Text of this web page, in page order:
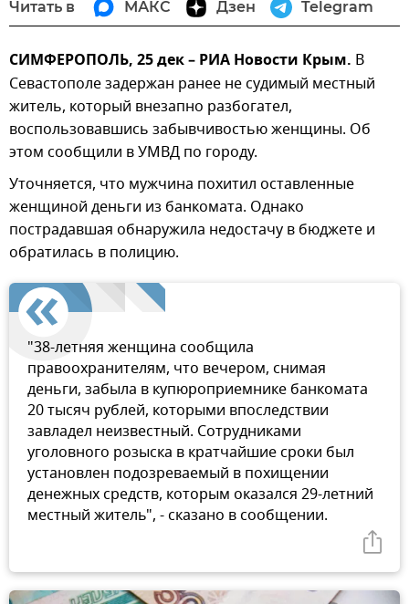
Читать в МАКС Дзен Telegram
СИМФЕРОПОЛЬ, 25 дек – РИА Новости Крым. В
Севастополе задержан ранее не судимый местный
житель, который внезапно разбогател,
воспользовавшись забывчивостью женщины. Об
этом сообщили в УМВД по городу.
Уточняется, что мужчина похитил оставленные
женщиной деньги из банкомата. Однако
пострадавшая обнаружила недостачу в бюджете и
обратилась в полицию.
"38-летняя женщина сообщила
правоохранителям, что вечером, снимая
деньги, забыла в купюроприемнике банкомата
20 тысяч рублей, которыми впоследствии
завладел неизвестный. Сотрудниками
уголовного розыска в кратчайшие сроки был
установлен подозреваемый в похищении
денежных средств, которым оказался 29-летний
местный житель", - сказано в сообщении.